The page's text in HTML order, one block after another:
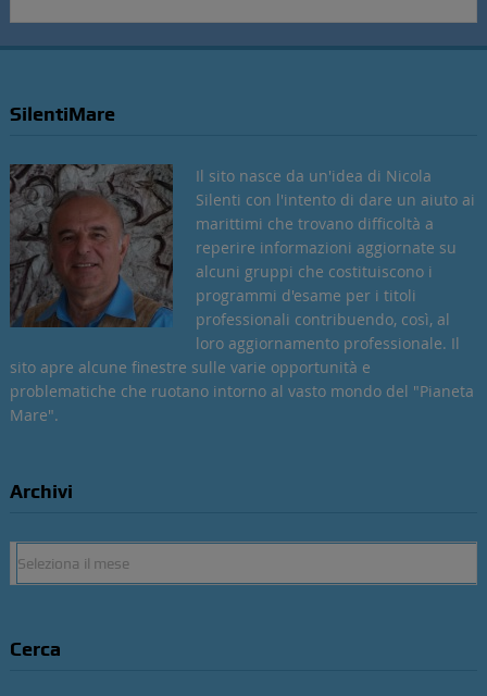
SilentiMare
Il sito nasce da un'idea di Nicola
Silenti con l'intento di dare un aiuto ai
marittimi che trovano difficoltà a
reperire informazioni aggiornate su
alcuni gruppi che costituiscono i
programmi d'esame per i titoli
professionali contribuendo, così, al
loro aggiornamento professionale. Il
sito apre alcune finestre sulle varie opportunità e
problematiche che ruotano intorno al vasto mondo del "Pianeta
Mare".
Archivi
Cerca